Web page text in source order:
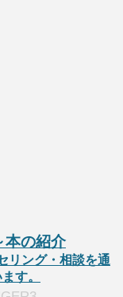
本の紹介
リング・相談を通
す。